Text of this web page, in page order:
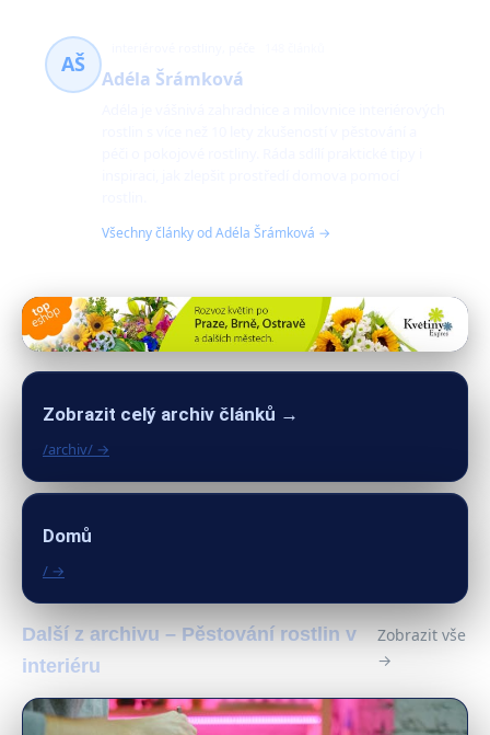
AŠ
Adéla Šrámková
Všechny články od Adéla Šrámková →
Zobrazit celý archiv článků →
/archiv/ →
Domů
/ →
Další z archivu – Pěstování rostlin v
interiéru
Zobrazit vše
→